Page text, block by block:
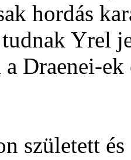
hordás
Yrel
Draenei-
született